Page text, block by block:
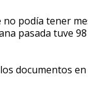
podía tener
pasada tuve
documentos